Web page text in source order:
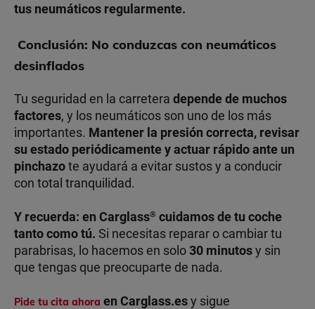
tus neumáticos regularmente.
Conclusión: No conduzcas con neumáticos
desinflados
Tu seguridad en la carretera depende de muchos
factores, y los neumáticos son uno de los más
importantes. Mantener la presión correcta, revisar
su estado periódicamente y actuar rápido ante un
pinchazote ayudará a evitar sustos y a conducir
con total tranquilidad.
Y recuerda: en Carglass® cuidamos de tu coche
tanto como tú. Si necesitas reparar o cambiar tu
parabrisas, lo hacemos en solo30 minutosy sin
que tengas que preocuparte de nada.
Pide tu cita ahora en Carglass.esy sigue